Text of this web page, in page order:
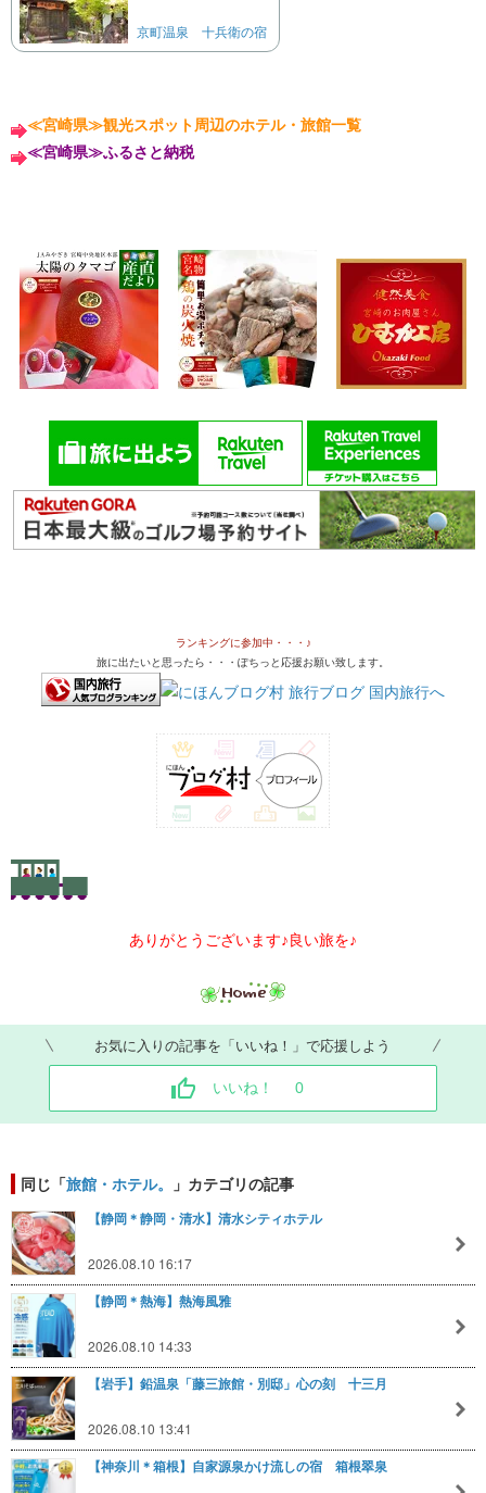
京町温泉 十兵衛の宿
≪宮崎県≫観光スポット周辺のホテル・旅館一覧
≪宮崎県≫ふるさと納税
ランキングに参加中・・・♪
旅に出たいと思ったら・・・ぽちっと応援お願い致します。
ありがとうございます♪良い旅を♪
お気に入りの記事を「いいね！」で応援しよう
いいね！ 0
同じ「旅館・ホテル。 」カテゴリの記事
【静岡＊静岡・清水】清水シティホテル
2026.08.10 16:17
【静岡＊熱海】熱海風雅
2026.08.10 14:33
【岩手】鉛温泉「藤三旅館・別邸」心の刻 十三月
2026.08.10 13:41
【神奈川＊箱根】自家源泉かけ流しの宿 箱根翠泉